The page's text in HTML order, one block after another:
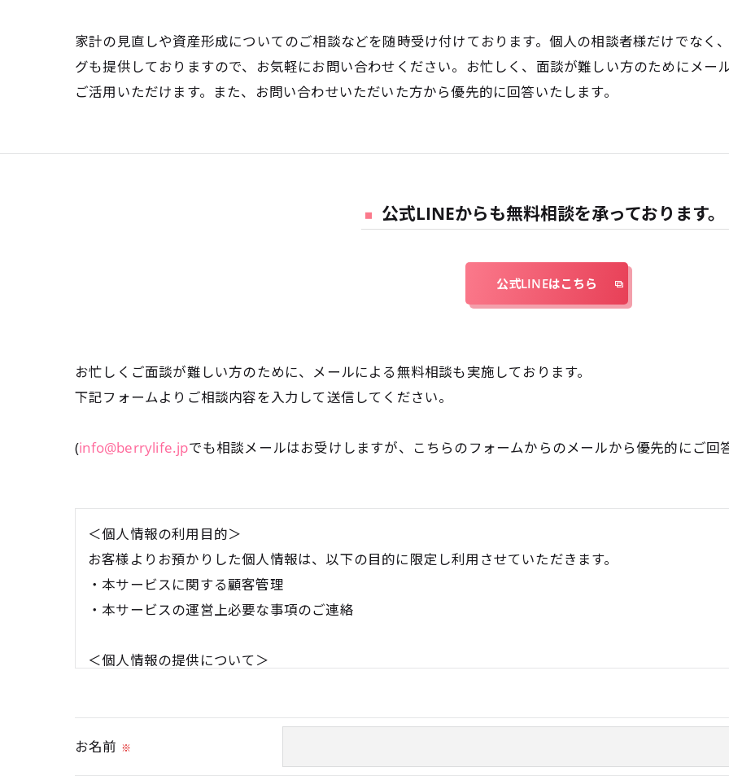
家計の見直しや資産形成についてのご相談などを随時受け付けております。個人の相談者様だけでなく
グも提供しておりますので、お気軽にお問い合わせください。お忙しく、面談が難しい方のためにメー
ご活用いただけます。また、お問い合わせいただいた方から優先的に回答いたします。
公式LINEからも無料相談を承っております。
公式LINEはこちら
お忙しくご面談が難しい方のために、メールによる無料相談も実施しております。
下記フォームよりご相談内容を入力して送信してください。
(info@berrylife.jpでも相談メールはお受けしますが、こちらのフォームからのメールから優先的にご回
＜個人情報の利用目的＞
お客様よりお預かりした個人情報は、以下の目的に限定し利用させていただきます。
・本サービスに関する顧客管理
・本サービスの運営上必要な事項のご連絡
＜個人情報の提供について＞
お名前 ※